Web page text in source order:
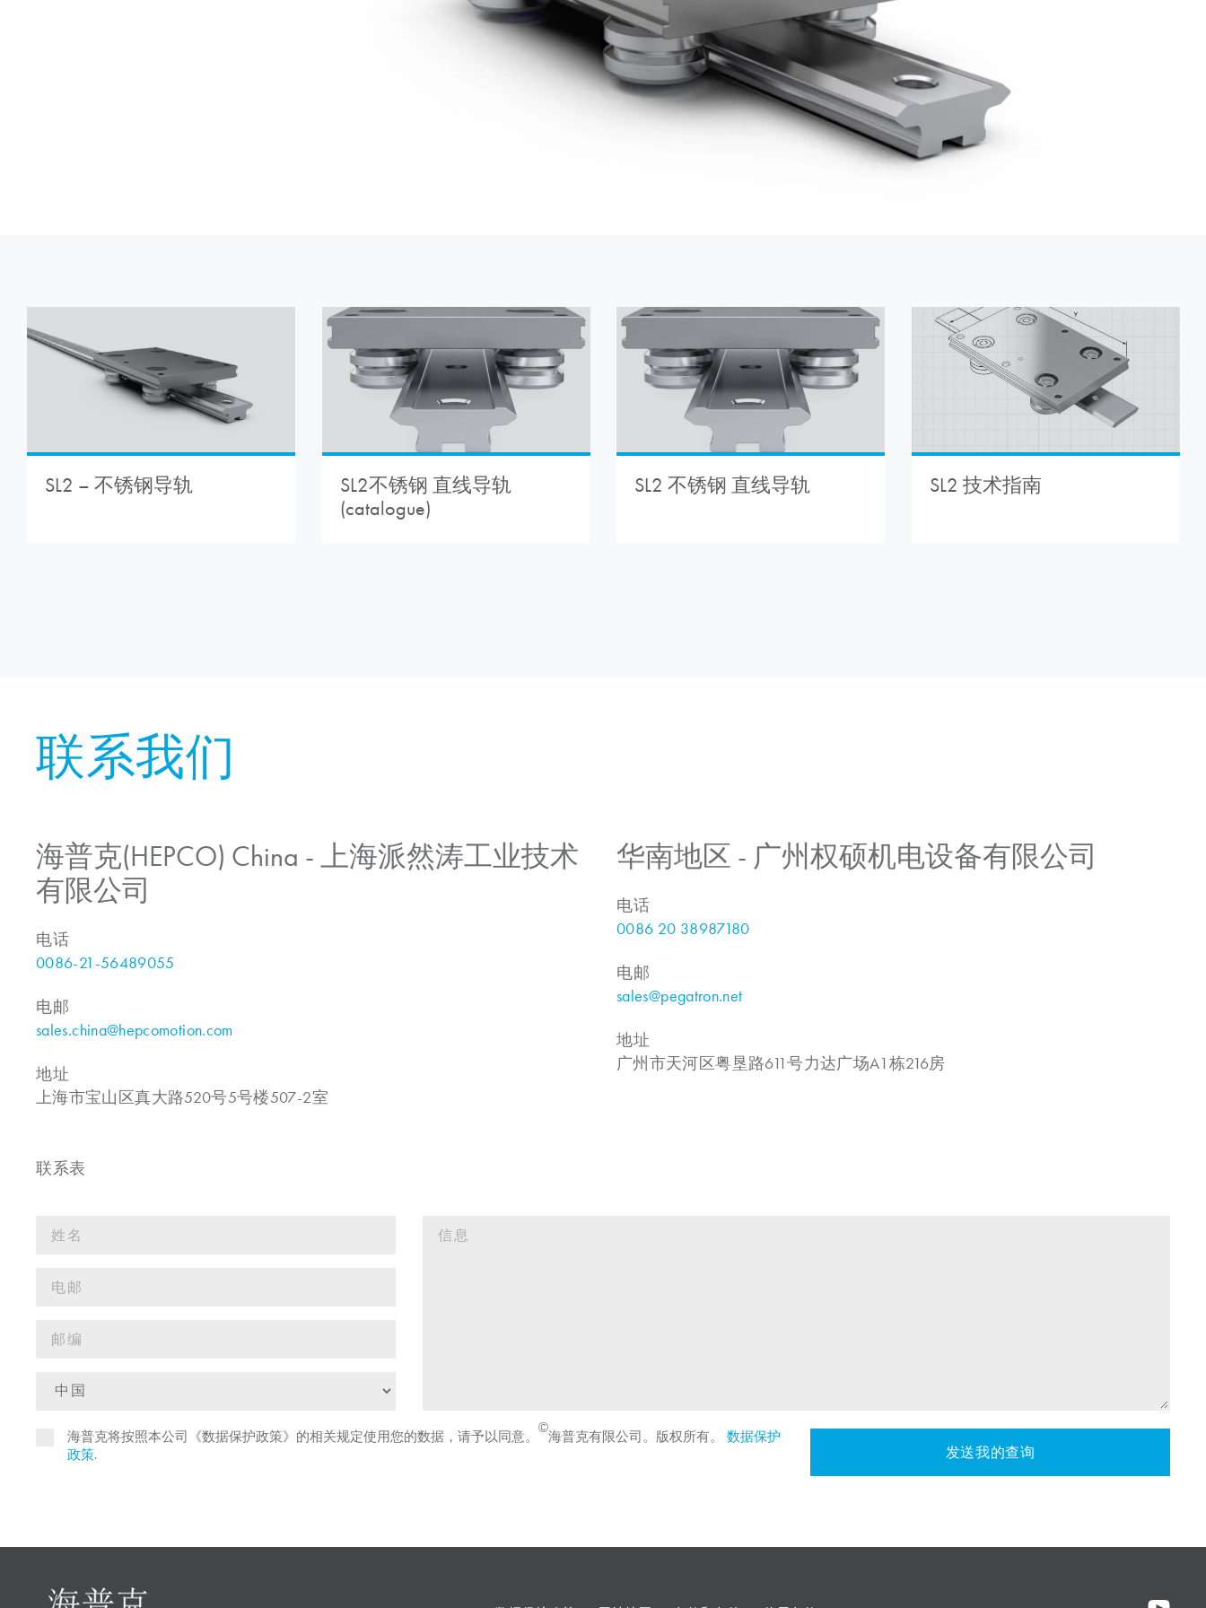
SL2 – 不锈钢导轨
SL2不锈钢 直线导轨
(catalogue)
SL2 不锈钢 直线导轨 SL2 技术指南
联系我们
海普克(HEPCO) China - 上海派然涛工业技术
有限公司
电话
0086-21-56489055
电邮
sales.china@hepcomotion.com
地址
上海市宝山区真大路520号5号楼507-2室
华南地区 - 广州权硕机电设备有限公司
电话
0086 20 38987180
电邮
sales@pegatron.net
地址
广州市天河区粤垦路611号力达广场A1栋216房
联系表
海普克将按照本公司《数据保护政策》的相关规定使用您的数据，请予以同意。
©
海普克有限公司。版权所有。 数据保护
政策. 发送我的查询